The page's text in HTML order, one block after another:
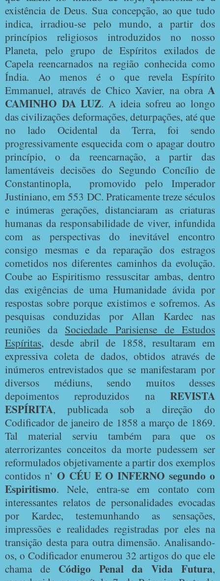
existência de Deus. Sua concepção, ao que tudo
indica, irradiou-se pelo mundo, a partir dos
princípios religiosos introduzidos no nosso
Planeta, pelo grupo de Espíritos exilados de
Capela reencarnados na região conhecida como
Índia. Ao menos é o que revela Espírito
Emmanuel, através de Chico Xavier, na obra A
CAMINHO DA LUZ. A ideia sofreu ao longo
das civilizações deformações, deturpações, até que
no lado Ocidental da Terra, foi sendo
progressivamente esquecida com o apagar doutro
princípio, o da reencarnação, a partir das
lamentáveis decisões do Segundo Concílio de
Constantinopla,
promovido pelo Imperador
Justiniano, em 553 DC. Praticamente treze séculos
e inúmeras gerações, distanciaram as criaturas
humanas da responsabilidade de viver, infundida
com as perspectivas do inevitável encontro
consigo mesmas e da reparação dos estragos
cometidos nos diferentes caminhos da evolução.
Coube ao Espiritismo ressuscitar ambas, dentro
das exigências de uma Humanidade ávida por
respostas sobre porque existimos e sofremos. As
pesquisas conduzidas por Allan Kardec nas
reuniões da Sociedade Parisiense de Estudos
Espíritas, desde abril de 1858, resultaram em
expressiva coleta de dados, obtidos através de
inúmeros entrevistados que se manifestaram por
diversos médiuns, sendo muitos desses
depoimentos reproduzidos na REVISTA
ESPÍRITA, publicada sob a direção do
Codificador de janeiro de 1858 a março de 1869.
Tal material serviu também para que os
aterrorizantes conceitos da morte pudessem ser
reformulados objetivamente a partir dos exemplos
contidos n’ O CÉU E O INFERNO segundo o
Espiritismo. Nele, entra-se em contato com
interessantes relatos de personalidades evocadas
por Kardec, testemunhando as sensações,
impressões e realidades registradas por eles na
transição desta para outra dimensão. Analisando-
os, o Codificador enumerou 32 artigos do que ele
chama de Código Penal da Vida Futura,